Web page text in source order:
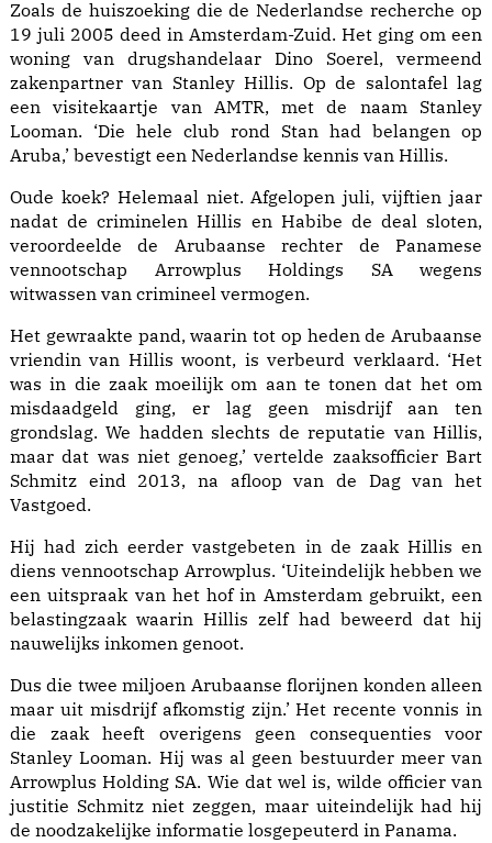
Zoals de huiszoeking die de Nederlandse recherche op
19 juli 2005 deed in Amsterdam-Zuid. Het ging om een
woning van drugshandelaar Dino Soerel, vermeend
zakenpartner van Stanley Hillis. Op de salontafel lag
een visitekaartje van AMTR, met de naam Stanley
Looman. ‘Die hele club rond Stan had belangen op
Aruba,’ bevestigt een Nederlandse kennis van Hillis.
Oude koek? Helemaal niet. Afgelopen juli, vijftien jaar
nadat de criminelen Hillis en Habibe de deal sloten,
veroordeelde de Arubaanse rechter de Panamese
vennootschap Arrowplus Holdings SA wegens
witwassen van crimineel vermogen.
Het gewraakte pand, waarin tot op heden de Arubaanse
vriendin van Hillis woont, is verbeurd verklaard. ‘Het
was in die zaak moeilijk om aan te tonen dat het om
misdaadgeld ging, er lag geen misdrijf aan ten
grondslag. We hadden slechts de reputatie van Hillis,
maar dat was niet genoeg,’ vertelde zaaksofficier Bart
Schmitz eind 2013, na afloop van de Dag van het
Vastgoed.
Hij had zich eerder vastgebeten in de zaak Hillis en
diens vennootschap Arrowplus. ‘Uiteindelijk hebben we
een uitspraak van het hof in Amsterdam gebruikt, een
belastingzaak waarin Hillis zelf had beweerd dat hij
nauwelijks inkomen genoot.
Dus die twee miljoen Arubaanse florijnen konden alleen
maar uit misdrijf afkomstig zijn.’ Het recente vonnis in
die zaak heeft overigens geen consequenties voor
Stanley Looman. Hij was al geen bestuurder meer van
Arrowplus Holding SA. Wie dat wel is, wilde officier van
justitie Schmitz niet zeggen, maar uiteindelijk had hij
de noodzakelijke informatie losgepeuterd in Panama.